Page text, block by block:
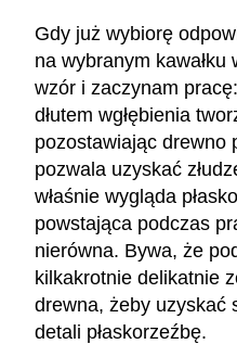
Gdy już wybiorę
na wybranym
wzór i zaczynam
dłutem wgłębienia
pozostawiając drewno
pozwala uzyskać
właśnie wygląda
powstająca podczas
nierówna. Bywa, że
kilkakrotnie delikatnie
drewna, żeby uzyskać
detali płaskorzeźbę.